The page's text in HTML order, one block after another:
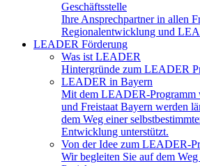
Geschäftsstelle
Ihre Ansprechpartner in allen
Regionalentwicklung und
LEADER Förderung
Was ist LEADER
Hintergründe zum LEADER
LEADER in Bayern
Mit dem LEADER-Programm
und Freistaat Bayern werden
dem Weg einer
Entwicklung unterstützt.
Von der Idee zum LEADER-
Wir begleiten Sie auf dem